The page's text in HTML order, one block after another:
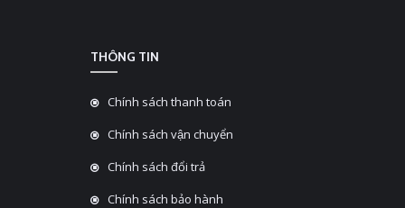
THÔNG TIN
Chính sách thanh toán
Chính sách vận chuyển
Chính sách đổi trả
Chính sách bảo hành